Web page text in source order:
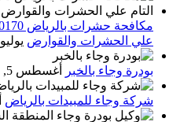
علي الحشرات والقوارض يوليو 16, 2025
بودرة وجاء بالخبر أغسطس 5, 2026
شركة وجاء للمبيدات بالرياض